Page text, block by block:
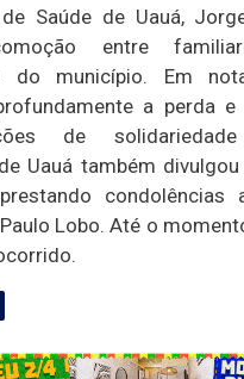
Saúde de Uauá,
entre
do município. Em
a perda e
de
Uauá também
condolências
Lobo. Até o